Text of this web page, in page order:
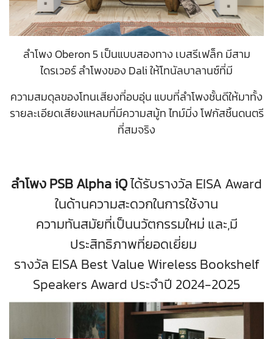
ลำโพง Oberon 5 เป็นแบบสองทาง เบสรีเฟล็ก มีสาม
ไดรเวอร์ ลำโพงของ Dali ให้โทนัลบาลานซ์ที่มี
ความสมดุลของโทนเสียงที่อบอุ่น แบบที่ลำโพงชั้นดีให้มาทั้ง
รายละเอียดเสียงแหลมที่มีความสมู้ท ไทม์มิ่ง โฟกัสชิ้นดนตรี
ที่สมจริง
ลำโพง PSB Alpha iQได้รับรางวัล EISA Award
ในด้านความสะดวกในการใช้งาน
ความทันสมัยที่เป็นนวัตกรรมใหม่ และ,มี
ประสิทธิภาพที่ยอดเยี่ยม
รางวัล EISA Best Value Wireless Bookshelf
Speakers Award ประจําปี 2024-2025